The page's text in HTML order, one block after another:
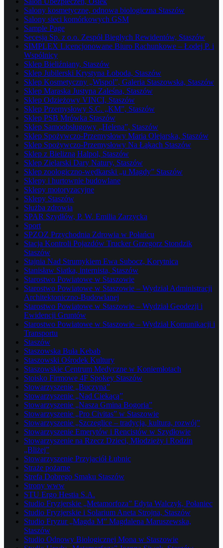
Salony kosmetyczne, odnowa biologiczna Staszów
Salony sieci komórkowych GSM
Sample Page
Secesja Sp. z o.o. Zespół Biegłych Rewidentów, Staszów
SIMPLEX Licencjonowane Biuro Rachunkowe – Łodej P. i
Wspólnicy
Sklep Bieliźniany, Staszów
Sklep Jubilerski Krystyna Łoboda, Staszów
Sklep Kosmetyczny „Wispol”, Galeria Staszowska, Staszów
Sklep Maraska Justyna Zaleśna, Staszów
Sklep Odzieżowy VINCI, Staszów
Sklep Przemysłowy S.C. „KM”, Staszów
Sklep PSB Mrówka Staszów
Sklep Samoobsługowy „Helena”, Staszów
Sklep Spożywczo-Przemysłowy Maria Olejarska, Staszów
Sklep Spożywczo-Przemysłowy Na Łąkach Staszów
Sklep z Bielizną Halpol, Staszów
Sklep Zielarski Dary Natury, Staszów
Sklep zoologiczno-wędkarski „u Magdy” Staszów
Sklepy i hurtownie budowlane
Sklepy motoryzacyjne
Sklepy Staszów
Służba zdrowia
SPAR Szydłów, P. W. Emilia Zarzycka
Sport
SPZOZ Przychodnia Zdrowia w Połańcu
Stacja Kontroli Pojazdów Trucker Grzegorz Stondzik
Staszów
Stajnia Nad Strumykiem Ewa Subocz, Korytnica
Stanisław Siatka, internista, Staszów
Starostwo Powiatowe w Staszowie
Starostwo Powiatowe w Staszowie – Wydział Administracji
Architektoniczno-Budowlanej
Starostwo Powiatowe w Staszowie – Wydział Geodezji i
Ewidencji Gruntów
Starostwo Powiatowe w Staszowie – Wydział Komunikacji i
Transportu
Staszów
Staszowska Buła Kebab
Staszowski Ośrodek Kultury
Staszowskie Centrum Medyczne w Koniemłotach
Stoisko Firmowe 4F Spokey Staszów
Stowarzyszenie „Buczyna”
Stowarzyszenie „Nad Ciekącą”
Stowarzyszenie „Nasza Gmina Bogoria”
Stowarzyszenie „Pro Civitas” w Staszowie
Stowarzyszenie „Szczeglice – tradycja, kultura, rozwój”
Stowarzyszenie Emerytów i Rencistów w Szydłowie
Stowarzyszenie na Rzecz Dzieci, Młodzieży i Rodzin
„Bliżej”
Stowarzyszenie Przyjaciół Łubnic
Straże pożarne
Strefa Dobrego Smaku Staszów
Strony www
STU Ergo Hestia S.A.
Studio Fryzjerskie „Metamorfoza” Edyta Walczyk, Połaniec
Studio Fryzjerskie i Solarium Aneta Strojna, Staszów
Studio Fryzur „Magda M” Magdalena Maruszewska,
Staszów
Studio Odnowy Biologicznej Mona w Staszowie